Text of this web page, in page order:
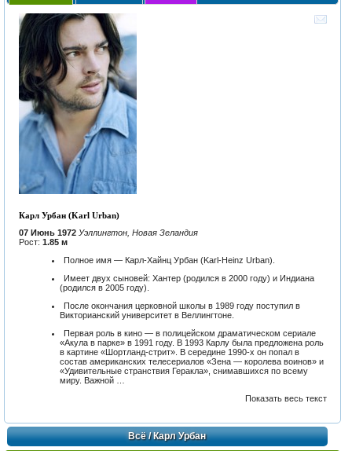
Карл Урбан (Karl Urban)
07 Июнь 1972 Уэллингтон, Новая Зеландия
Рост: 1.85 м
Полное имя — Карл-Хайнц Урбан (Karl-Heinz Urban).
Имеет двух сыновей: Хантер (родился в 2000 году) и Индиана
(родился в 2005 году).
После окончания церковной школы в 1989 году поступил в
Викторианский университет в Веллингтоне.
Первая роль в кино — в полицейском драматическом сериале
«Акула в парке» в 1991 году. В 1993 Карлу была предложена роль
в картине «Шортланд-стрит». В середине 1990-х он попал в
состав американских телесериалов «Зена — королева воинов» и
«Удивительные странствия Геракла», снимавшихся по всему
миру. Важной …
Показать весь текст
Всё/ Карл Урбан